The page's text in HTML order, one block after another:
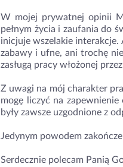
W mojej prywatnej opinii
pełnym życia i zaufania do
inicjuje wszelakie interakcje.
zabawy i ufne, ani trochę
zasługą pracy włożonej
Z uwagi na mój charakter
mogę liczyć na
były zawsze uzgodnione z
Jedynym powodem
Serdecznie polecam Panią